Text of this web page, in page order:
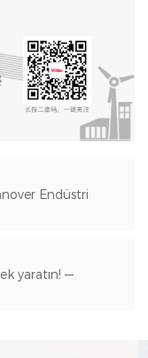
Endüstri
yaratın! —